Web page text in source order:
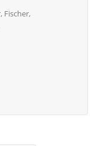
Fischer,